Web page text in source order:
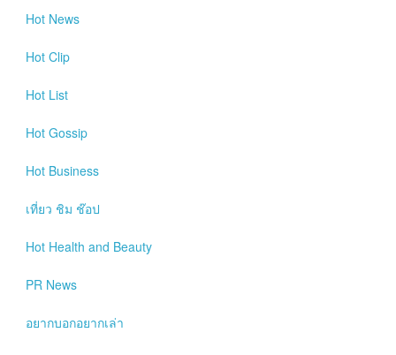
Hot News
Hot Clip
Hot List
Hot Gossip
Hot Business
เที่ยว ชิม ช๊อป
Hot Health and Beauty
PR News
อยากบอกอยากเล่า